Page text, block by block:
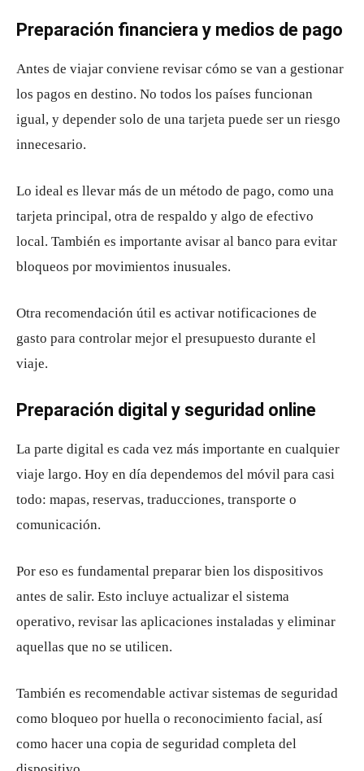
Preparación financiera y medios de pago
Antes de viajar conviene revisar cómo se van a gestionar
los pagos en destino. No todos los países funcionan
igual, y depender solo de una tarjeta puede ser un riesgo
innecesario.
Lo ideal es llevar más de un método de pago, como una
tarjeta principal, otra de respaldo y algo de efectivo
local. También es importante avisar al banco para evitar
bloqueos por movimientos inusuales.
Otra recomendación útil es activar notificaciones de
gasto para controlar mejor el presupuesto durante el
viaje.
Preparación digital y seguridad online
La parte digital es cada vez más importante en cualquier
viaje largo. Hoy en día dependemos del móvil para casi
todo: mapas, reservas, traducciones, transporte o
comunicación.
Por eso es fundamental preparar bien los dispositivos
antes de salir. Esto incluye actualizar el sistema
operativo, revisar las aplicaciones instaladas y eliminar
aquellas que no se utilicen.
También es recomendable activar sistemas de seguridad
como bloqueo por huella o reconocimiento facial, así
como hacer una copia de seguridad completa del